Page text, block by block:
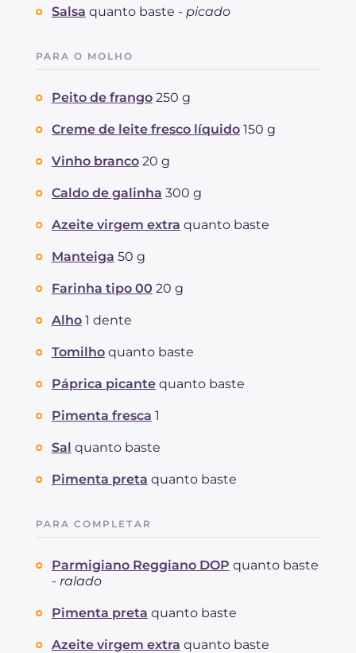
Salsa quanto baste - picado
PARA O MOLHO
Peito de frango 250 g
Creme de leite fresco líquido 150 g
Vinho branco 20 g
Caldo de galinha 300 g
Azeite virgem extra quanto baste
Manteiga 50 g
Farinha tipo 00 20 g
Alho 1 dente
Tomilho quanto baste
Páprica picante quanto baste
Pimenta fresca 1
Sal quanto baste
Pimenta preta quanto baste
PARA COMPLETAR
Parmigiano Reggiano DOP quanto baste
- ralado
Pimenta preta quanto baste
Azeite virgem extra quanto baste